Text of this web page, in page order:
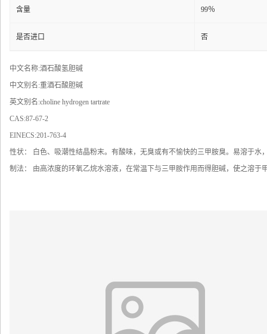
含量 99％
是否进口 否
中文名称:酒石酸氢胆碱
中文别名:重酒石酸胆碱
英文别名:choline hydrogen tartrate
CAS:87-67-2
EINECS:201-763-4
性状： 白色、吸潮性结晶粉末。有酸味，无臭或有不愉快的三甲胺臭。易溶于水
制法： 由高浓度的环氧乙烷水溶液，在常温下与三甲胺作用而得胆碱，使之溶